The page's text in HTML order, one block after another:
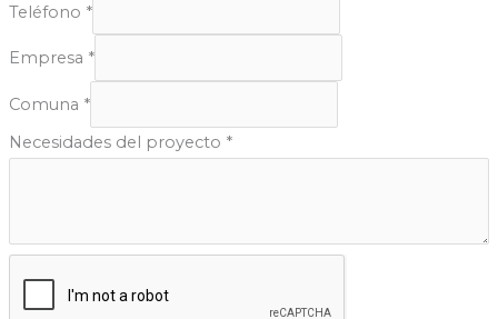
Teléfono *
Empresa *
Comuna *
Necesidades del proyecto *